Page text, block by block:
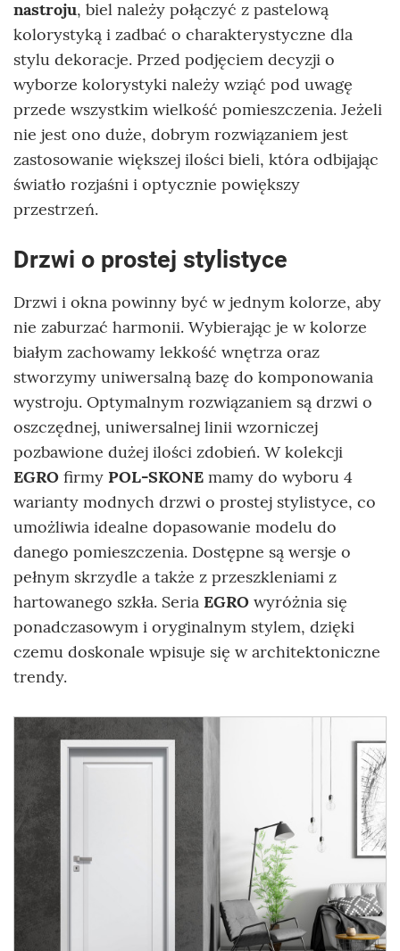
nastroju, biel należy połączyć z pastelową
kolorystyką i zadbać o charakterystyczne dla
stylu dekoracje. Przed podjęciem decyzji o
wyborze kolorystyki należy wziąć pod uwagę
przede wszystkim wielkość pomieszczenia. Jeżeli
nie jest ono duże, dobrym rozwiązaniem jest
zastosowanie większej ilości bieli, która odbijając
światło rozjaśni i optycznie powiększy
przestrzeń.
Drzwi o prostej stylistyce
Drzwi i okna powinny być w jednym kolorze, aby
nie zaburzać harmonii. Wybierając je w kolorze
białym zachowamy lekkość wnętrza oraz
stworzymy uniwersalną bazę do komponowania
wystroju. Optymalnym rozwiązaniem są drzwi o
oszczędnej, uniwersalnej linii wzorniczej
pozbawione dużej ilości zdobień. W kolekcji
EGRO firmy POL-SKONE mamy do wyboru 4
warianty modnych drzwi o prostej stylistyce, co
umożliwia idealne dopasowanie modelu do
danego pomieszczenia. Dostępne są wersje o
pełnym skrzydle a także z przeszkleniami z
hartowanego szkła. Seria EGRO wyróżnia się
ponadczasowym i oryginalnym stylem, dzięki
czemu doskonale wpisuje się w architektoniczne
trendy.